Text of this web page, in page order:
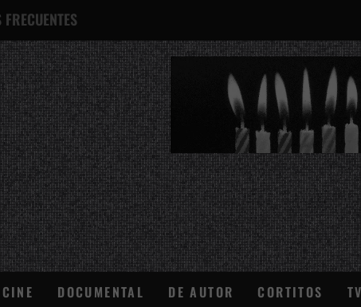
¿QUÉ ES ESTO?
CINE DOCUMENTAL DE AUTOR CORTITOS TV